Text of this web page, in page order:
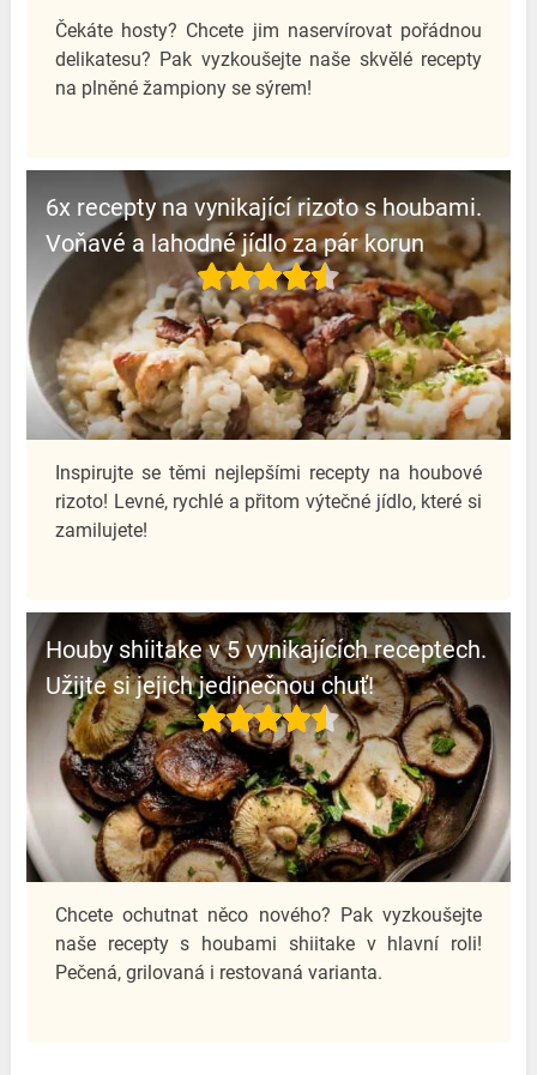
Čekáte hosty? Chcete jim naservírovat pořádnou
delikatesu? Pak vyzkoušejte naše skvělé recepty
na plněné žampiony se sýrem!
6x recepty na vynikající rizoto s houbami.
Voňavé a lahodné jídlo za pár korun
Inspirujte se těmi nejlepšími recepty na houbové
rizoto! Levné, rychlé a přitom výtečné jídlo, které si
zamilujete!
Houby shiitake v 5 vynikajících receptech.
Užijte si jejich jedinečnou chuť!
Chcete ochutnat něco nového? Pak vyzkoušejte
naše recepty s houbami shiitake v hlavní roli!
Pečená, grilovaná i restovaná varianta.